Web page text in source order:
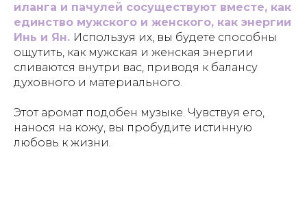
иланга и пачулей сосуществуют вместе, как
единство мужского и женского, как энергии
Инь и Ян. Используя их, вы будете способны
ощутить, как мужская и женская энергии
сливаются внутри вас, приводя к балансу
духовного и материального.
Этот аромат подобен музыке. Чувствуя его,
нанося на кожу, вы пробудите истинную
любовь к жизни.